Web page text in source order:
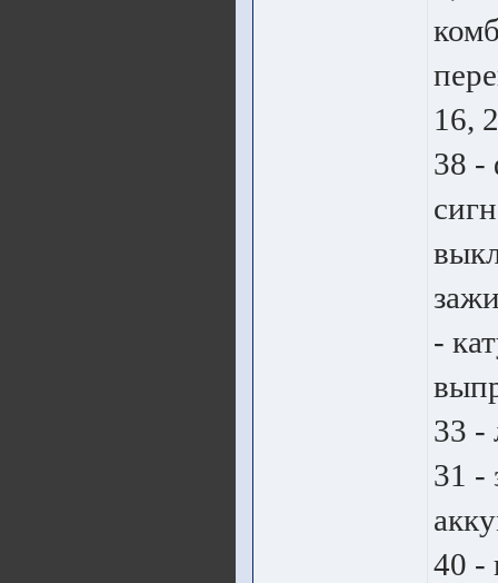
16,
38 -
-
33 -
31 -
40 -